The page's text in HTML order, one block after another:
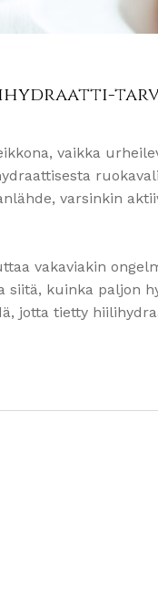
vaikka
varsinkin
vakaviakin
siitä, kuinka paljon
jotta tietty